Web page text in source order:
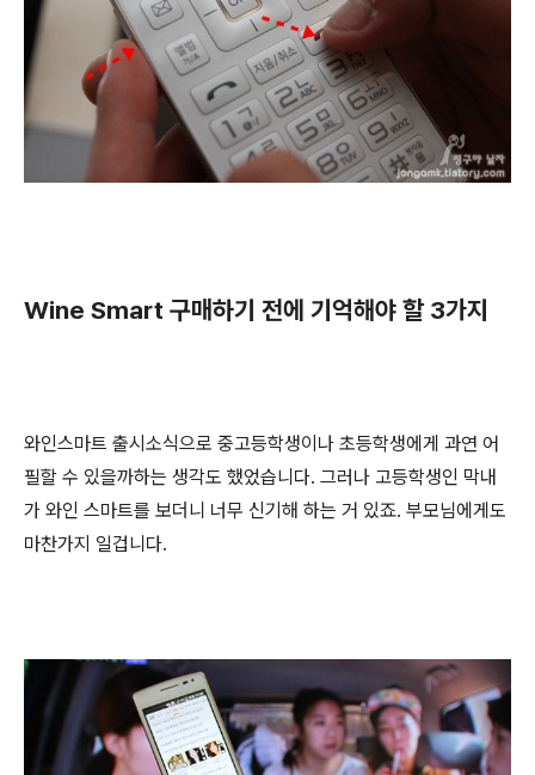
Wine Smart 구매하기 전에 기억해야 할 3가지
와인스마트 출시소식으로 중고등학생이나 초등학생에게 과연 어
필할 수 있을까하는 생각도 했었습니다. 그러나 고등학생인 막내
가 와인 스마트를 보더니 너무 신기해 하는 거 있죠. 부모님에게도
마찬가지 일겁니다.